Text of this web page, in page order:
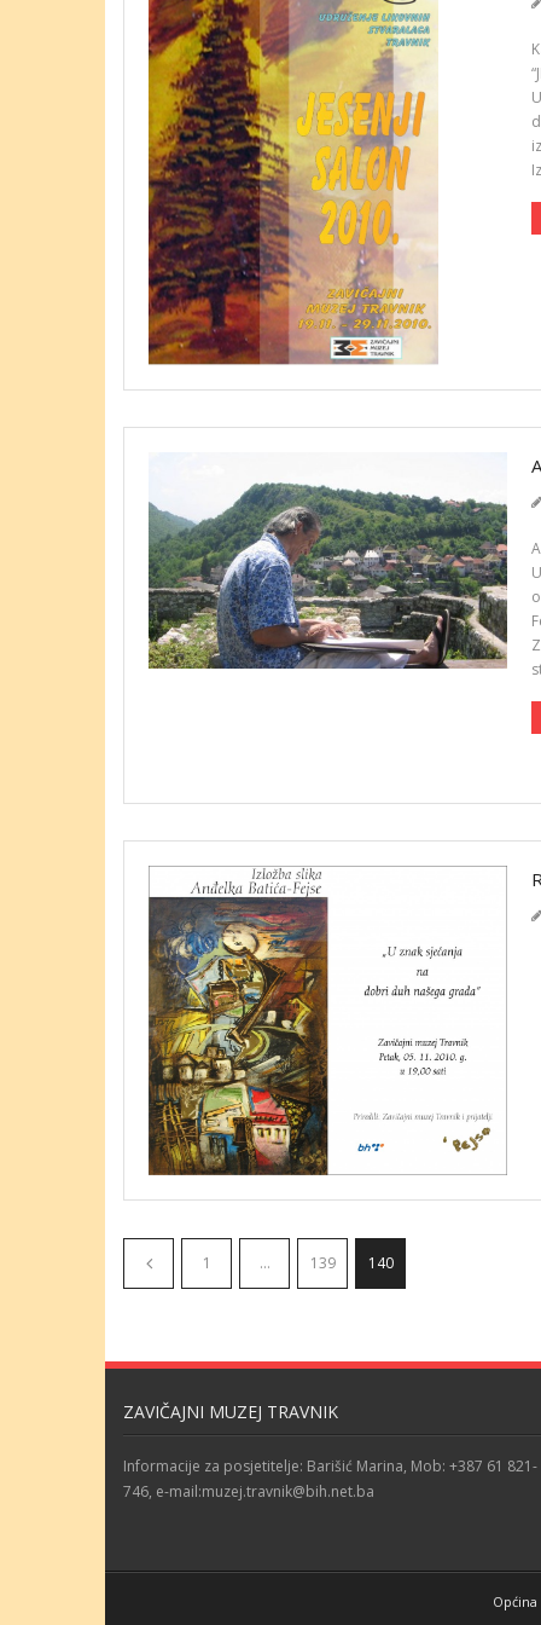
1 … 139 140
ZAVIČAJNI MUZEJ TRAVNIK
Informacije za posjetitelje: Barišić Marina, Mob: +387 61 821-
746, e-mail:muzej.travnik@bih.net.ba